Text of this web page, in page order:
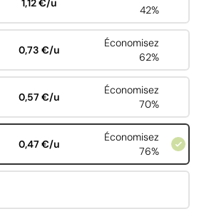
1,12 €/u
42%
0,73 €/u
Économisez
62%
0,57 €/u
Économisez
70%
0,47 €/u
Économisez
76%